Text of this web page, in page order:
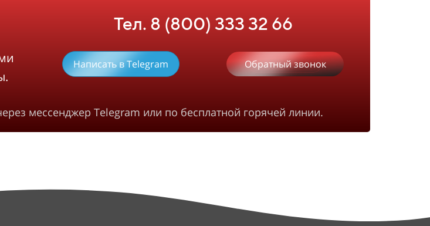
Тел. 8 (800) 333 32 66
Написать в Telegram Обратный звонок
мессенджер Telegram или по бесплатной горячей линии.